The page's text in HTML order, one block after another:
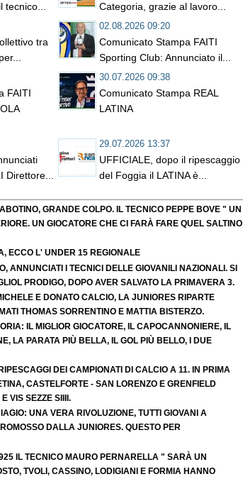
tecnico...
Categoria, grazie al lavoro...
tra
02.08.2026 09:20
Comunicato Stampa FAITI
Sporting Club: Annunciato il...
FAITI
30.07.2026 09:38
Comunicato Stampa REAL
LATINA
Direttore...
29.07.2026 13:37
UFFICIALE, dopo il ripescaggio
del Foggia il LATINA è...
GRANDE COLPO. IL TECNICO PEPPE BOVE " UN
UN GIOCATORE CHE CI FARÀ FARE QUEL SALTINO
ECCO L' UNDER 15 REGIONALE
ANNUNCIATI I TECNICI DELLE GIOVANILI NAZIONALI. SI
PRODIGO, DOPO AVER SALVATO LA PRIMAVERA 3.
E DONATO CALCIO, LA JUNIORES RIPARTE
THOMAS SORRENTINO E MATTIA BISTERZO.
IL MIGLIOR GIOCATORE, IL CAPOCANNONIERE, IL
LA PARATA PIÙ BELLA, IL GOL PIÙ BELLO, I DUE
DEI CAMPIONATI DI CALCIO A 11. IN PRIMA
CASTELFORTE - SAN LORENZO E GRENFIELD
VIS SEZZE SIIII.
UNA VERA RIVOLUZIONE, TUTTI GIOVANI A
DALLA JUNIORES. QUESTO PER
IL TECNICO MAURO PERNARELLA " SARÀ UN
TVOLI, CASSINO, LODIGIANI E FORMIA HANNO